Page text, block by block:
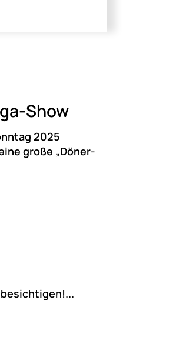
Show
2025
große „Döner-